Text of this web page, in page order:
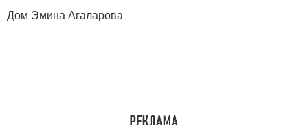
Дом Эмина Агаларова